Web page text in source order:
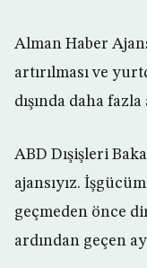
Alman Haber
artırılması ve
dışında daha
ABD Dışişleri
ajansıyız.
geçmeden önce
ardından geçen